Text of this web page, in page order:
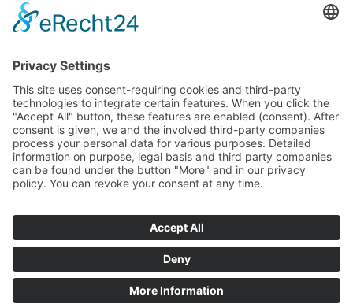
 www.beratung-westphal.de
Datenschutz| Impressum| Echtheit von Bewertungen
© AVGS Gutschein – 2025 – Alle Rechte vorbehalten. |